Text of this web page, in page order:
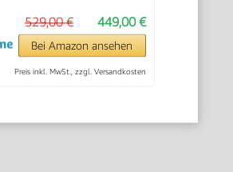
449,00 €
529,00 €
Bei Amazon ansehen
Preis inkl. MwSt., zzgl. Versandkosten